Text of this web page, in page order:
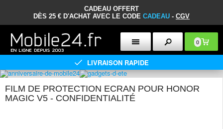
CADEAU OFFERT
DÈS 25 € D'ACHAT AVEC LE CODE CADEAU - CGV
0
LIVRAISON RAPIDE
FILM DE PROTECTION ECRAN POUR HONOR
MAGIC V5 - CONFIDENTIALITÉ